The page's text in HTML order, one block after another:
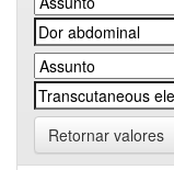
Retornar valores